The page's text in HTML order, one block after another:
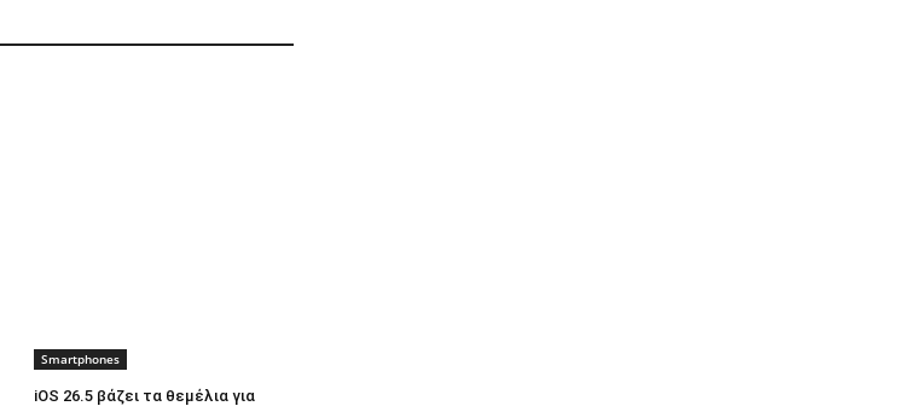
Smartphones
iOS 26.5 βάζει τα θεμέλια για